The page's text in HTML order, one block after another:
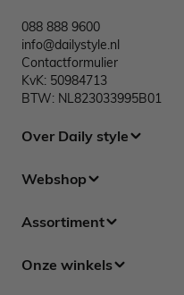
088 888 9600
info@dailystyle.nl
Contactformulier
KvK: 50984713
BTW: NL823033995B01
Over Daily style
Webshop
Assortiment
Onze winkels